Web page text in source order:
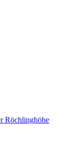
Röchlinghöhe